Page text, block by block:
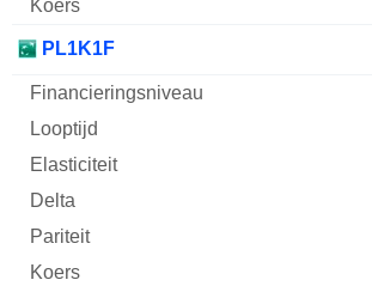
PL1K1F